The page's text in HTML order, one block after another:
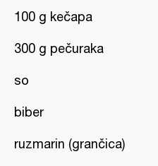
100 g kečapa
300 g pečuraka
so
biber
ruzmarin (grančica)